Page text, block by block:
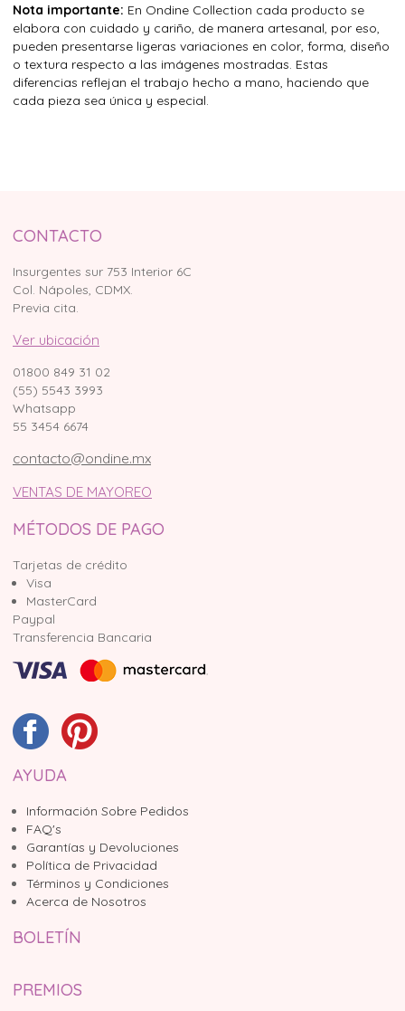
Nota importante: En Ondine Collection cada producto se
elabora con cuidado y cariño, de manera artesanal, por eso,
pueden presentarse ligeras variaciones en color, forma, diseño
o textura respecto a las imágenes mostradas. Estas
diferencias reflejan el trabajo hecho a mano, haciendo que
cada pieza sea única y especial.
CONTACTO
Insurgentes sur 753 Interior 6C
Col. Nápoles, CDMX.
Previa cita.
Ver ubicación
01800 849 31 02
(55) 5543 3993
Whatsapp
55 3454 6674
contacto@ondine.mx
VENTAS DE MAYOREO
MÉTODOS DE PAGO
Tarjetas de crédito
Visa
MasterCard
Paypal
Transferencia Bancaria
AYUDA
Información Sobre Pedidos
FAQ's
Garantías y Devoluciones
Política de Privacidad
Términos y Condiciones
Acerca de Nosotros
BOLETÍN
PREMIOS